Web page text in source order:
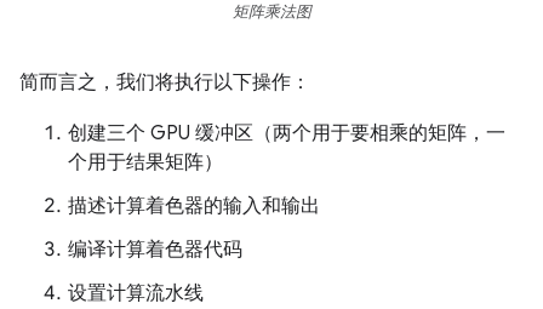
矩阵乘法图
简而言之，我们将执行以下操作：
创建三个 GPU 缓冲区（两个用于要相乘的矩阵，一
个用于结果矩阵）
描述计算着色器的输入和输出
编译计算着色器代码
设置计算流水线